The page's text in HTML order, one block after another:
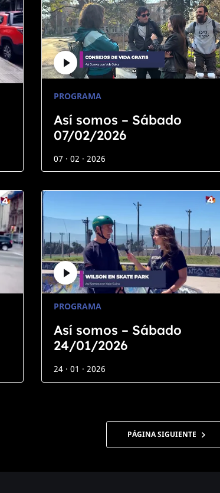
PROGRAMA
Así somos – Sábado
07/02/2026
07 · 02 · 2026
PROGRAMA
Así somos – Sábado
24/01/2026
24 · 01 · 2026
PÁGINA SIGUIENTE